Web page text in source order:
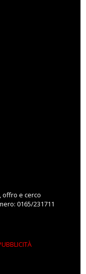
offro e cerco
0165/231711